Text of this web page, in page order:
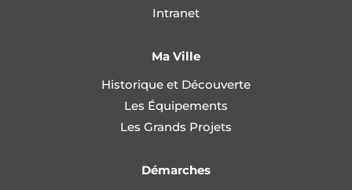
Intranet
Ma Ville
Historique et Découverte
Les Équipements
Les Grands Projets
Démarches